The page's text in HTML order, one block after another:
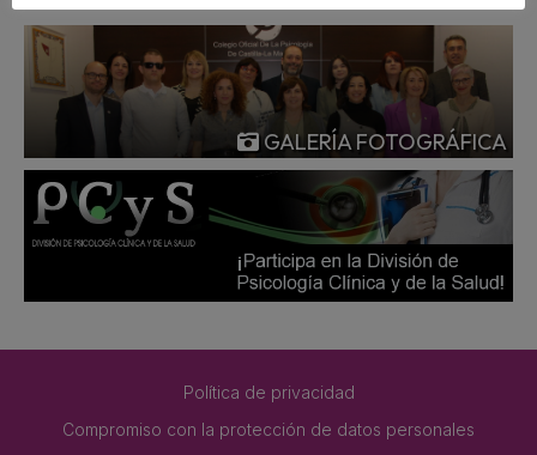
GALERÍA FOTOGRÁFICA
Política de privacidad
Compromiso con la protección de datos personales